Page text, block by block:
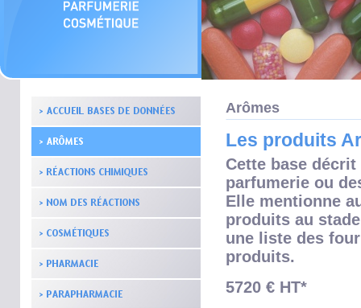
Arômes
Les produits
Cette base
parfumerie ou
Elle mentionne
produits au
une liste des
produits.
5720 € HT*